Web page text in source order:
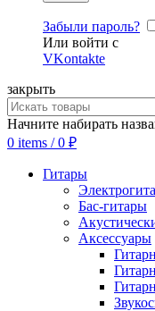
Забыли пароль?
Или войти с
VKontakte
закрыть
Начните набирать
0 items / 0 ₽
Гитары
Бас-гитары
Аксессуары